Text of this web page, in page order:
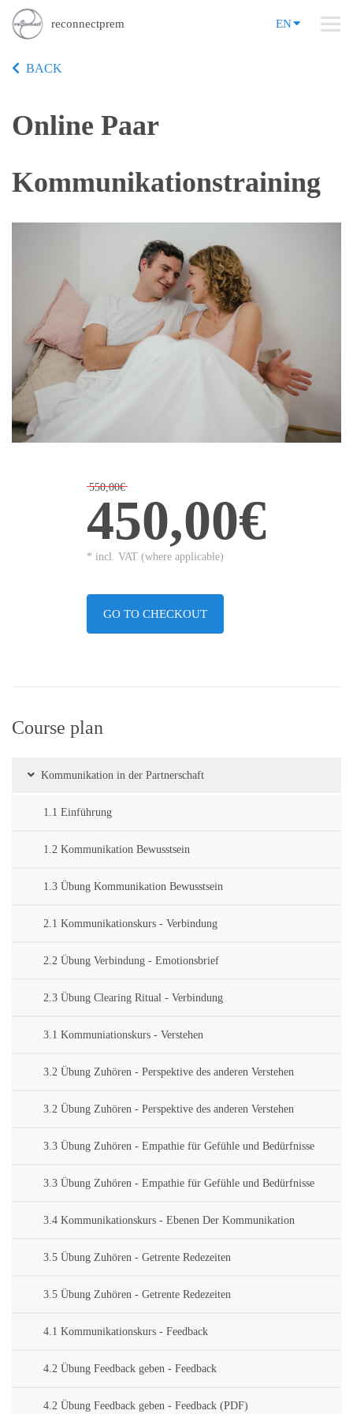
reconnectprem EN
BACK
Online Paar
Kommunikationstraining
550,00€
450,00€
* incl. VAT (where applicable)
GO TO CHECKOUT
Course plan
Kommunikation in der Partnerschaft
1.1 Einführung
1.2 Kommunikation Bewusstsein
1.3 Übung Kommunikation Bewusstsein
2.1 Kommunikationskurs - Verbindung
2.2 Übung Verbindung - Emotionsbrief
2.3 Übung Clearing Ritual - Verbindung
3.1 Kommuniationskurs - Verstehen
3.2 Übung Zuhören - Perspektive des anderen Verstehen
3.2 Übung Zuhören - Perspektive des anderen Verstehen
3.3 Übung Zuhören - Empathie für Gefühle und Bedürfnisse
3.3 Übung Zuhören - Empathie für Gefühle und Bedürfnisse
3.4 Kommunikationskurs - Ebenen Der Kommunikation
3.5 Übung Zuhören - Getrente Redezeiten
3.5 Übung Zuhören - Getrente Redezeiten
4.1 Kommunikationskurs - Feedback
4.2 Übung Feedback geben - Feedback
4.2 Übung Feedback geben - Feedback (PDF)